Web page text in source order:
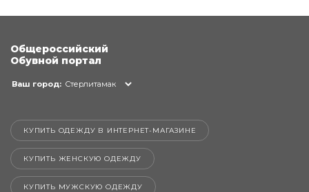
Общероссийский
Обувной портал
Ваш город: Стерлитамак
КУПИТЬ ОДЕЖДУ В ИНТЕРНЕТ-МАГАЗИНЕ
КУПИТЬ ЖЕНСКУЮ ОДЕЖДУ
КУПИТЬ МУЖСКУЮ ОДЕЖДУ